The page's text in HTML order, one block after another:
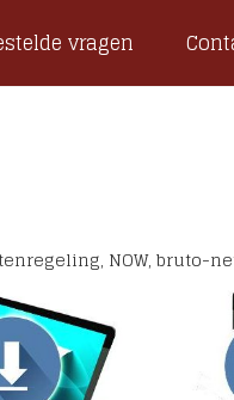
vragen
NOW, bruto-